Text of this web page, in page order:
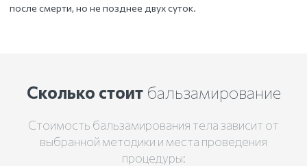
после смерти, но не позднее двух суток.
Сколько стоитбальзамирование
Стоимость бальзамирования тела зависит от
выбранной методики и места проведения
процедуры: